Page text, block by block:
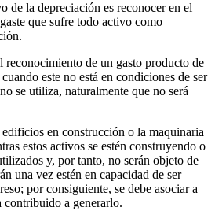
de la depreciación es reconocer en el
que sufre todo activo como
reconocimiento de un gasto producto de
este no está en condiciones de ser
se utiliza, naturalmente que no será
en construcción o la maquinaria
estos activos se estén construyendo o
y, por tanto, no serán objeto de
una vez estén en capacidad de ser
por consiguiente, se debe asociar a
contribuido a generarlo.